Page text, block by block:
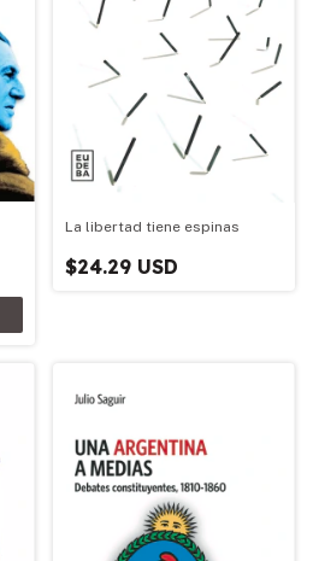
La libertad tiene espinas
$24.29 USD